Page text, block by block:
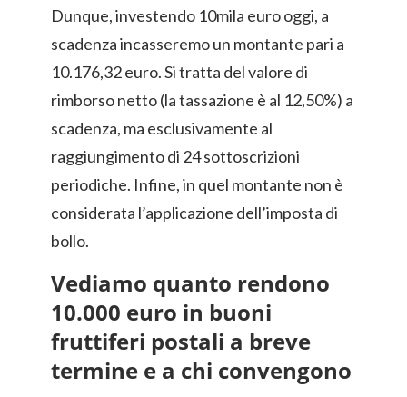
Dunque, investendo 10mila euro oggi, a
scadenza incasseremo un montante pari a
10.176,32 euro. Si tratta del valore di
rimborso netto (la tassazione è al 12,50%) a
scadenza, ma esclusivamente al
raggiungimento di 24 sottoscrizioni
periodiche. Infine, in quel montante non è
considerata l’applicazione dell’imposta di
bollo.
Vediamo quanto rendono
10.000 euro in buoni
fruttiferi postali a breve
termine e a chi convengono